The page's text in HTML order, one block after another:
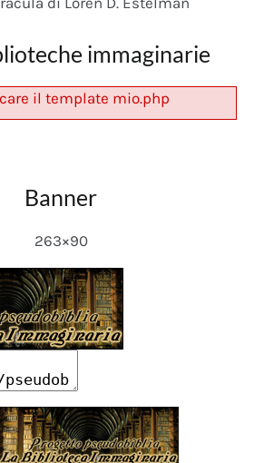
immaginarie
il template mio.php
Banner
263×90